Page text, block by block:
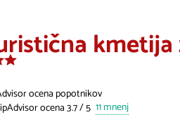
ocena popotnikov
11 mnenj